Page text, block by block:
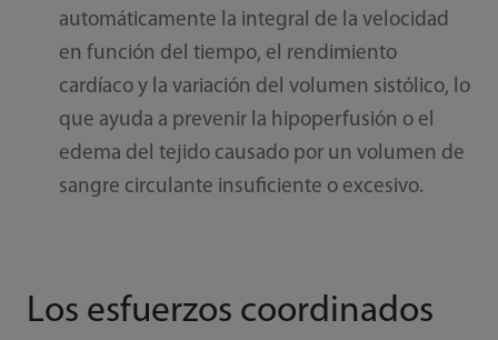
automáticamente la integral de la velocidad
en función del tiempo, el rendimiento
cardíaco y la variación del volumen sistólico, lo
que ayuda a prevenir la hipoperfusión o el
edema del tejido causado por un volumen de
sangre circulante insuficiente o excesivo.
Los esfuerzos coordinados